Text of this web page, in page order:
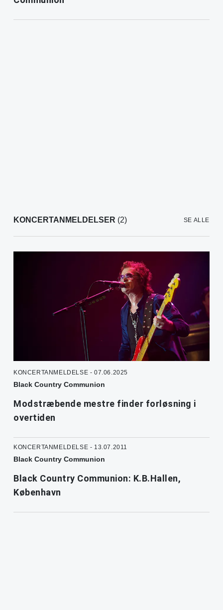
KONCERTANMELDELSER (2) SE ALLE
KONCERTANMELDELSE - 07.06.2025
Black Country Communion
Modstræbende mestre finder forløsning i
overtiden
KONCERTANMELDELSE - 13.07.2011
Black Country Communion
Black Country Communion: K.B.Hallen,
København